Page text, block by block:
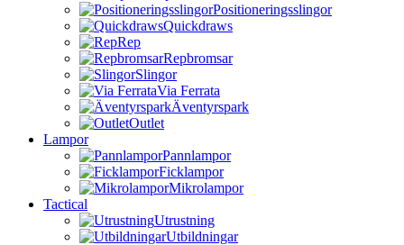
Positioneringsslingor
Quickdraws
Rep
Repbromsar
Slingor
Via Ferrata
Äventyrspark
Outlet
Lampor
Pannlampor
Ficklampor
Mikrolampor
Tactical
Utrustning
Utbildningar